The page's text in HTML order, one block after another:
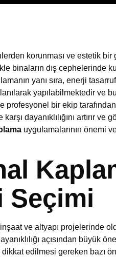
korunması ve estetik
binaların dış cephelerinde
yanı sıra, enerji
yapılabilmektedir ve
bir ekip tarafından
karşı dayanıklılığını artırır
uygulamalarının önemi
Seçimi
ve altyapı projelerinde
açısından büyük
edilmesi gereken bazı